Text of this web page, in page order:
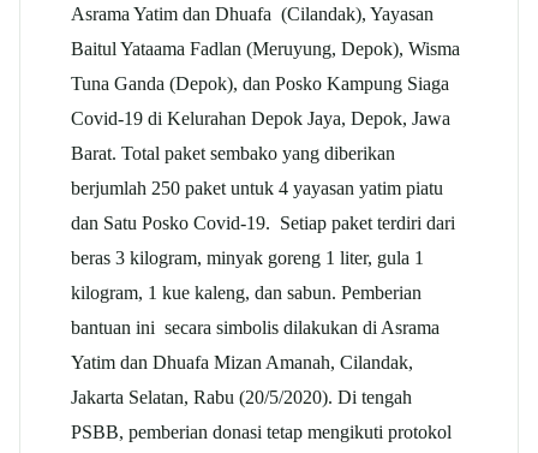
Asrama Yatim dan Dhuafa (Cilandak), Yayasan
Baitul Yataama Fadlan (Meruyung, Depok), Wisma
Tuna Ganda (Depok), dan Posko Kampung Siaga
Covid-19 di Kelurahan Depok Jaya, Depok, Jawa
Barat. Total paket sembako yang diberikan
berjumlah 250 paket untuk 4 yayasan yatim piatu
dan Satu Posko Covid-19. Setiap paket terdiri dari
beras 3 kilogram, minyak goreng 1 liter, gula 1
kilogram, 1 kue kaleng, dan sabun. Pemberian
bantuan ini secara simbolis dilakukan di Asrama
Yatim dan Dhuafa Mizan Amanah, Cilandak,
Jakarta Selatan, Rabu (20/5/2020). Di tengah
PSBB, pemberian donasi tetap mengikuti protokol